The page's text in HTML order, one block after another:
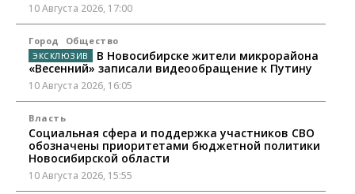
10 Августа 2026, 17:00
Город Общество
В Новосибирске жители микрорайона
«Весенний» записали видеообращение к Путину
10 Августа 2026, 16:05
Власть
Социальная сфера и поддержка участников СВО
обозначены приоритетами бюджетной политики
Новосибирской области
10 Августа 2026, 15:55